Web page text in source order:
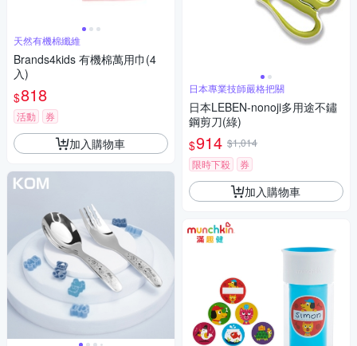
天然有機棉纖維
Brands4kids 有機棉萬用巾(4
入)
$818
活動 券
加入購物車
日本專業技師嚴格把關
日本LEBEN-nonoji多用途不鏽
鋼剪刀(綠)
$914 $1,014
限時下殺
券
加入購物車